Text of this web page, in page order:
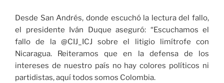
Desde San Andrés, donde escuchó la lectura del fallo,
el presidente Iván Duque aseguró: “Escuchamos el
fallo de la @CIJ_ICJ sobre el litigio limítrofe con
Nicaragua. Reiteramos que en la defensa de los
intereses de nuestro país no hay colores políticos ni
partidistas, aquí todos somos Colombia.